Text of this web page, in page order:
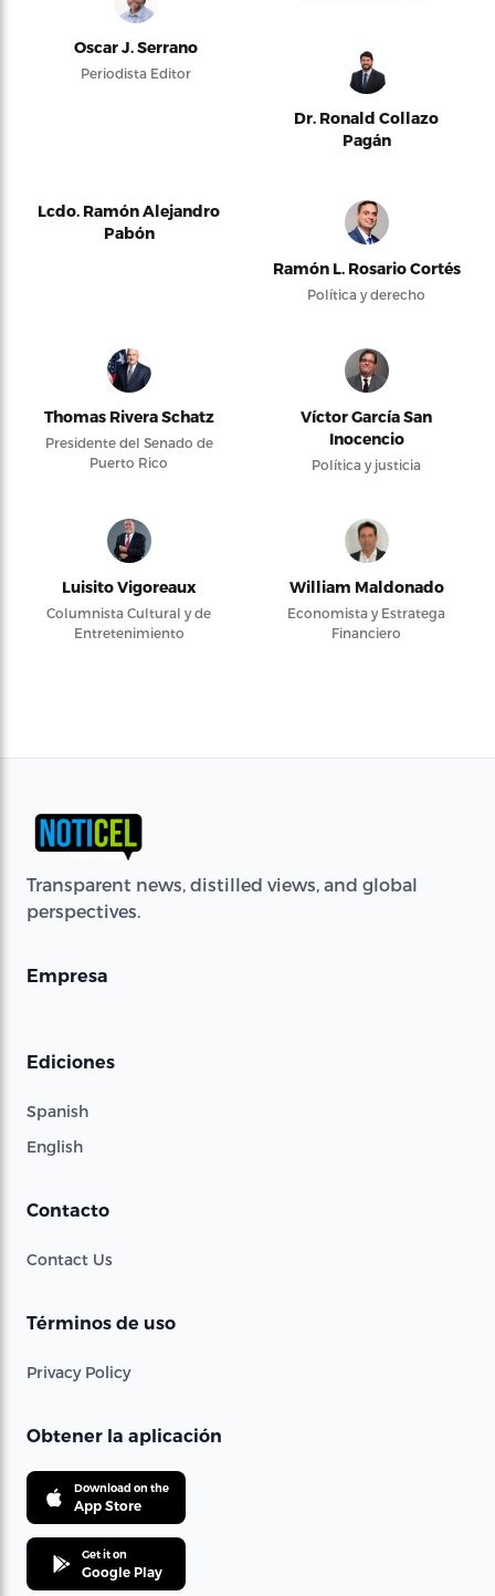
Oscar J. Serrano
Periodista Editor
Dr. Ronald Collazo
Pagán
Lcdo. Ramón Alejandro
Pabón
Ramón L. Rosario Cortés
Política y derecho
Thomas Rivera Schatz
Presidente del Senado de
Puerto Rico
Víctor García San
Inocencio
Política y justicia
Luisito Vigoreaux
Columnista Cultural y de
Entretenimiento
William Maldonado
Economista y Estratega
Financiero
Transparent news, distilled views, and global
perspectives.
Empresa
Ediciones
Spanish
English
Contacto
Contact Us
Términos de uso
Privacy Policy
Obtener la aplicación
Download on the
App Store
Get it on
Google Play